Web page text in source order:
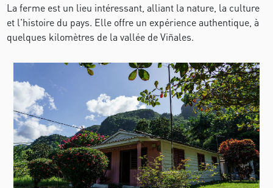
La ferme est un lieu intéressant, alliant la nature, la culture
et l'histoire du pays. Elle offre un expérience authentique, à
quelques kilomètres de la vallée de Viñales.